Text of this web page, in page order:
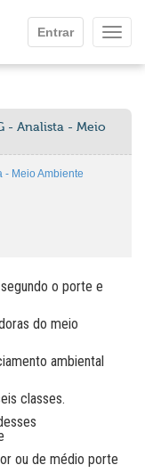
Entrar
- Analista - Meio
- Meio Ambiente
o porte e
do meio
ambiental
classes.
ou de médio porte